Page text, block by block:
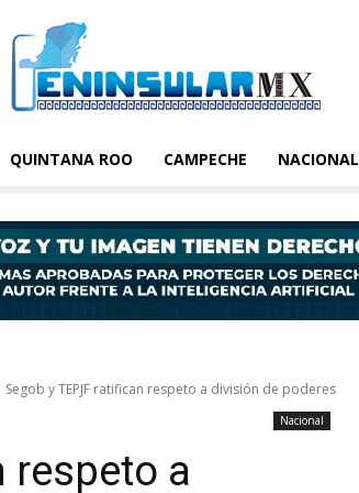
QUINTANA ROO CAMPECHE NACIONAL
Segob y TEPJF ratifican respeto a división de poderes
Nacional
respeto a